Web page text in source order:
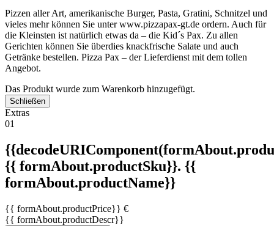
Pizzen aller Art, amerikanische Burger, Pasta, Gratini, Schnitzel und
vieles mehr können Sie unter www.pizzapax-gt.de ordern. Auch für
die Kleinsten ist natürlich etwas da – die Kid´s Pax. Zu allen
Gerichten können Sie überdies knackfrische Salate und auch
Getränke bestellen. Pizza Pax – der Lieferdienst mit dem tollen
Angebot.
Das Produkt wurde zum Warenkorb hinzugefügt.
Schließen
Extras
01
{{ formAbout.productSku}}. {{
formAbout.productName}}
{{ formAbout.productPrice}} €
{{ formAbout.productDescr}}